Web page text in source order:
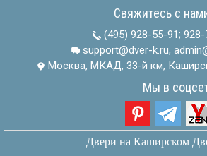
Свяжитесь с
(495) 928-55-91; 928-
support@dver-k.ru,
Москва, МКАД, 33-й км,
Мы в
Двери на Каширском